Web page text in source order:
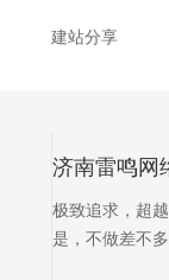
建站分享
极致追求，超
是，不做差不